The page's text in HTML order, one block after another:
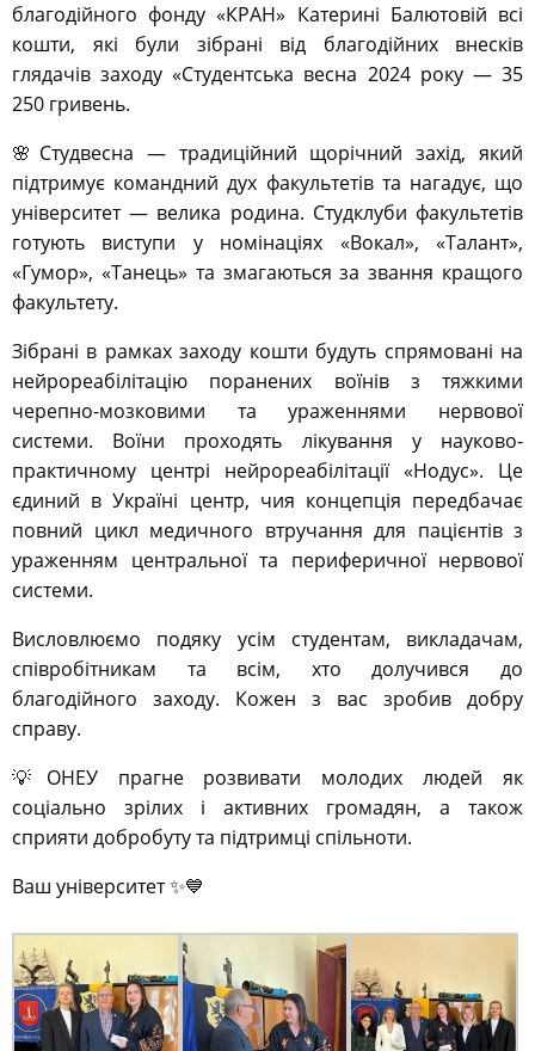
благодійного фонду «КРАН» Катерині Балютовій всі
кошти, які були зібрані від благодійних внесків
глядачів заходу «Студентська весна 2024 року — 35
250 гривень.
🌸Студвесна — традиційний щорічний захід, який
підтримує командний дух факультетів та нагадує, що
університет — велика родина. Студклуби факультетів
готують виступи у номінаціях «Вокал», «Талант»,
«Гумор», «Танець» та змагаються за звання кращого
факультету.
Зібрані в рамках заходу кошти будуть спрямовані на
нейрореабілітацію поранених воїнів з тяжкими
черепно-мозковими та ураженнями нервової
системи. Воїни проходять лікування у науково-
практичному центрі нейрореабілітації «Нодус». Це
єдиний в Україні центр, чия концепція передбачає
повний цикл медичного втручання для пацієнтів з
ураженням центральної та периферичної нервової
системи.
Висловлюємо подяку усім студентам, викладачам,
співробітникам та всім, хто долучився до
благодійного заходу. Кожен з вас зробив добру
справу.
💡ОНЕУ прагне розвивати молодих людей як
соціально зрілих і активних громадян, а також
сприяти добробуту та підтримці спільноти.
Ваш університет ✨💙